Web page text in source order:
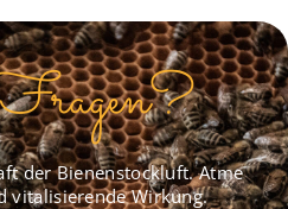
der Bienenstockluft. Atme
vitalisierende Wirkung.